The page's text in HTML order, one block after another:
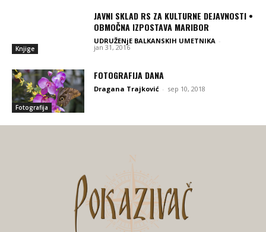
Knjige
JAVNI SKLAD RS ZA KULTURNE DEJAVNOSTI •
OBMOČNA IZPOSTAVA MARIBOR
UDRUŽENjE BALKANSKIH UMETNIKA -
jan 31, 2016
Fotografija
FOTOGRAFIJA DANA
Dragana Trajković - sep 10, 2018